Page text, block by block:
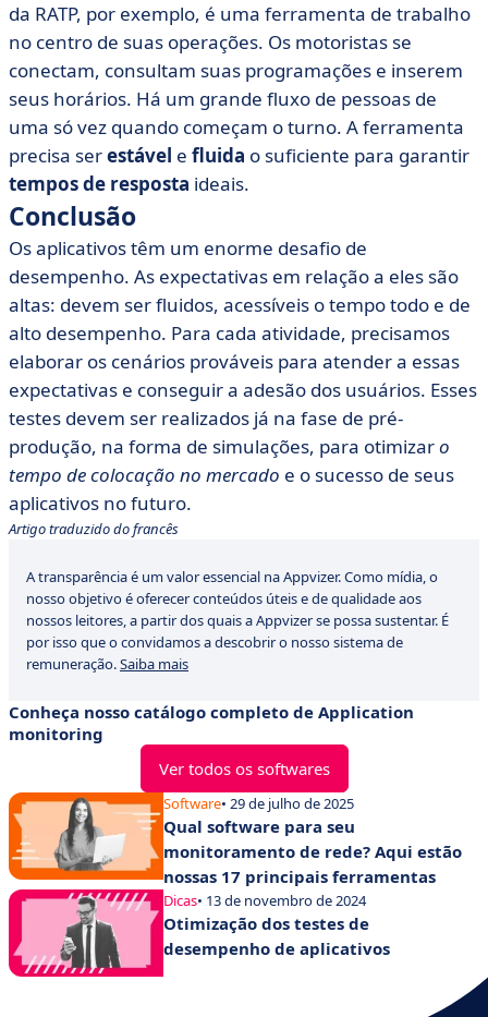
da RATP, por exemplo, é uma ferramenta de trabalho
no centro de suas operações. Os motoristas se
conectam, consultam suas programações e inserem
seus horários. Há um grande fluxo de pessoas de
uma só vez quando começam o turno. A ferramenta
precisa serestável e fluida o suficiente para garantir
tempos de resposta ideais.
Conclusão
Os aplicativos têm um enorme desafio de
desempenho. As expectativas em relação a eles são
altas: devem ser fluidos, acessíveis o tempo todo e de
alto desempenho. Para cada atividade, precisamos
elaborar os cenários prováveis para atender a essas
expectativas e conseguir a adesão dos usuários. Esses
testes devem ser realizados já na fase de pré-
produção, na forma de simulações, para otimizaro
tempo de colocação no mercado e o sucesso de seus
aplicativos no futuro.
Artigo traduzido do francês
A transparência é um valor essencial na Appvizer. Como mídia, o
nosso objetivo é oferecer conteúdos úteis e de qualidade aos
nossos leitores, a partir dos quais a Appvizer se possa sustentar. É
por isso que o convidamos a descobrir o nosso sistema de
remuneração.Saiba mais
Conheça nosso catálogo completo de Application
monitoring
Ver todos os softwares
Software• 29 de julho de 2025
Qual software para seu
monitoramento de rede? Aqui estão
nossas 17 principais ferramentas
Dicas• 13 de novembro de 2024
Otimização dos testes de
desempenho de aplicativos